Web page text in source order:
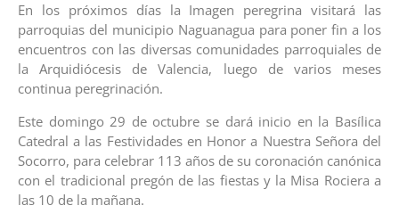
En los próximos días la Imagen peregrina visitará las
parroquias del municipio Naguanagua para poner fin a los
encuentros con las diversas comunidades parroquiales de
la Arquidiócesis de Valencia, luego de varios meses
continua peregrinación.
Este domingo 29 de octubre se dará inicio en la Basílica
Catedral a las Festividades en Honor a Nuestra Señora del
Socorro, para celebrar 113 años de su coronación canónica
con el tradicional pregón de las fiestas y la Misa Rociera a
las 10 de la mañana.